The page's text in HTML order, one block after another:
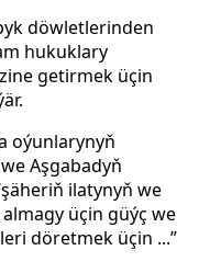
döwletlerinden
hukuklary
getirmek üçin
oýunlarynyň
Aşgabadyň
ilatynyň we
üçin güýç we
döretmek üçin ...”